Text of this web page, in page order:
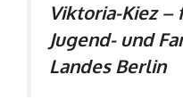
Viktoria-Kiez –
Jugend- und
Landes Berlin